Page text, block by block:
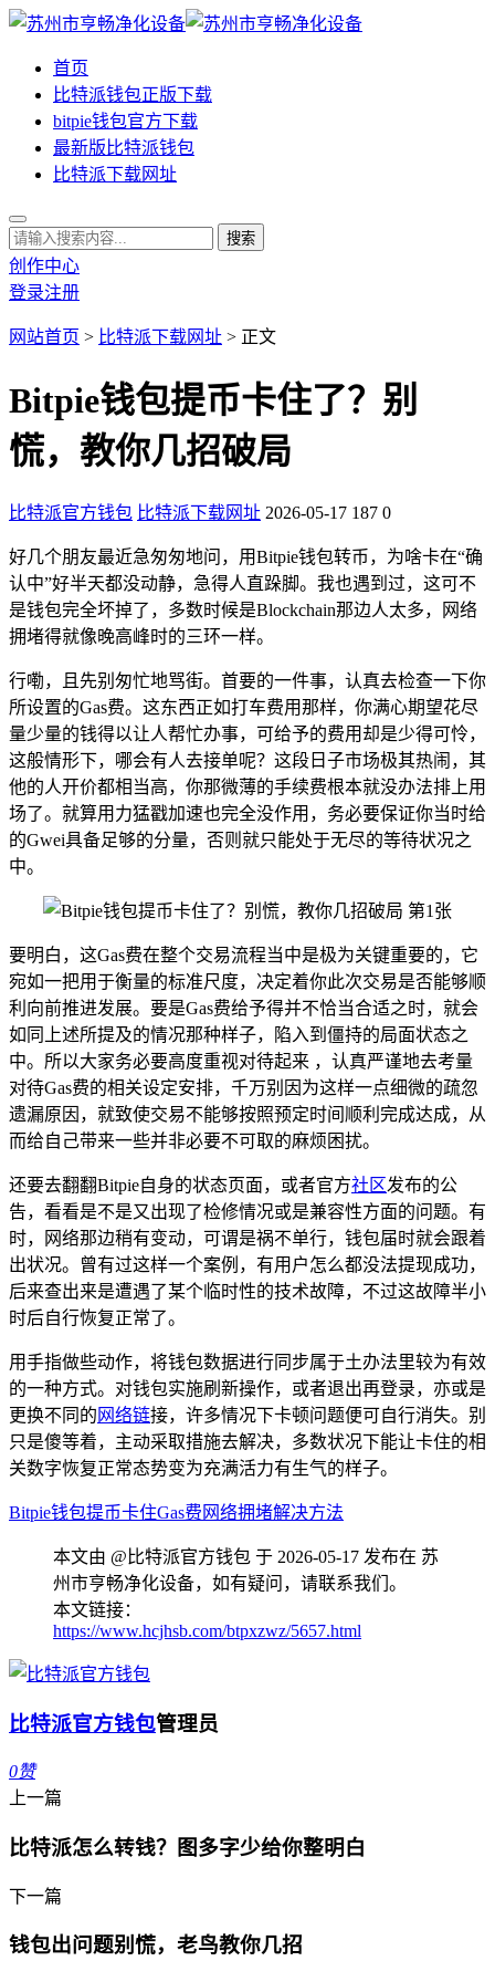
首页
比特派钱包正版下载
bitpie钱包官方下载
最新版比特派钱包
比特派下载网址
创作中心
登录注册
网站首页 > 比特派下载网址 > 正文
Bitpie钱包提币卡住了？别
慌，教你几招破局
比特派官方钱包 比特派下载网址 2026-05-17 187 0
好几个朋友最近急匆匆地问，用Bitpie钱包转币，为啥卡在“确
认中”好半天都没动静，急得人直跺脚。我也遇到过，这可不
是钱包完全坏掉了，多数时候是Blockchain那边人太多，网络
拥堵得就像晚高峰时的三环一样。
行嘞，且先别匆忙地骂街。首要的一件事，认真去检查一下你
所设置的Gas费。这东西正如打车费用那样，你满心期望花尽
量少量的钱得以让人帮忙办事，可给予的费用却是少得可怜，
这般情形下，哪会有人去接单呢？这段日子市场极其热闹，其
他的人开价都相当高，你那微薄的手续费根本就没办法排上用
场了。就算用力猛戳加速也完全没作用，务必要保证你当时给
的Gwei具备足够的分量，否则就只能处于无尽的等待状况之
中。
要明白，这Gas费在整个交易流程当中是极为关键重要的，它
宛如一把用于衡量的标准尺度，决定着你此次交易是否能够顺
利向前推进发展。要是Gas费给予得并不恰当合适之时，就会
如同上述所提及的情况那种样子，陷入到僵持的局面状态之
中。所以大家务必要高度重视对待起来 ，认真严谨地去考量
对待Gas费的相关设定安排，千万别因为这样一点细微的疏忽
遗漏原因，就致使交易不能够按照预定时间顺利完成达成，从
而给自己带来一些并非必要不可取的麻烦困扰。
还要去翻翻Bitpie自身的状态页面，或者官方社区发布的公
告，看看是不是又出现了检修情况或是兼容性方面的问题。有
时，网络那边稍有变动，可谓是祸不单行，钱包届时就会跟着
出状况。曾有过这样一个案例，有用户怎么都没法提现成功，
后来查出来是遭遇了某个临时性的技术故障，不过这故障半小
时后自行恢复正常了。
用手指做些动作，将钱包数据进行同步属于土办法里较为有效
的一种方式。对钱包实施刷新操作，或者退出再登录，亦或是
更换不同的 网络链接，许多情况下卡顿问题便可自行消失。别
只是傻等着，主动采取措施去解决，多数状况下能让卡住的相
关数字恢复正常态势变为充满活力有生气的样子。
Bitpie钱包提币卡住Gas费 网络拥堵解决方法
本文由 @比特派官方钱包 于 2026-05-17 发布在 苏
州市亨畅净化设备，如有疑问，请联系我们。
本文链接：
https://www.hcjhsb.com/btpxzwz/5657.html
比特派官方钱包管理员
0赞
上一篇
比特派怎么转钱？图多字少给你整明白
下一篇
钱包出问题别慌，老鸟教你几招